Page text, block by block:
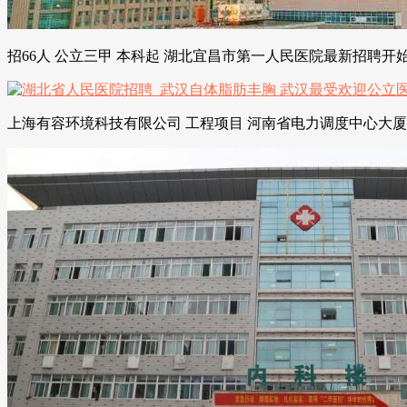
招66人 公立三甲 本科起 湖北宜昌市第一人民医院最新招聘开
上海有容环境科技有限公司 工程项目 河南省电力调度中心大厦